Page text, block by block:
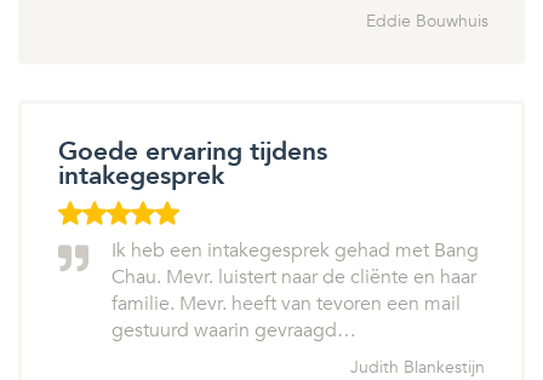
Eddie Bouwhuis
Goede ervaring tijdens
intakegesprek
Ik heb een intakegesprek gehad met Bang
Chau. Mevr. luistert naar de cliënte en haar
familie. Mevr. heeft van tevoren een mail
gestuurd waarin gevraagd…
Judith Blankestijn